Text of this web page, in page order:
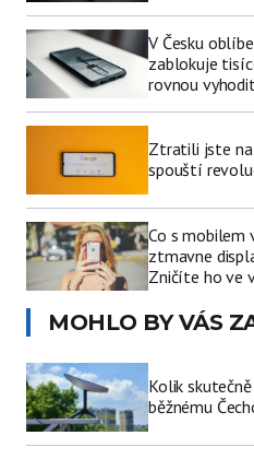
V Česku
zablokuje
rovnou vyhodit
Ztratili jste
spouští
Co s mobilem
ztmavne
Zničíte ho ve
MOHLO BY VÁS
Kolik
běžnému